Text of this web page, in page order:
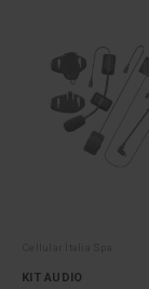
KIT AUDIO